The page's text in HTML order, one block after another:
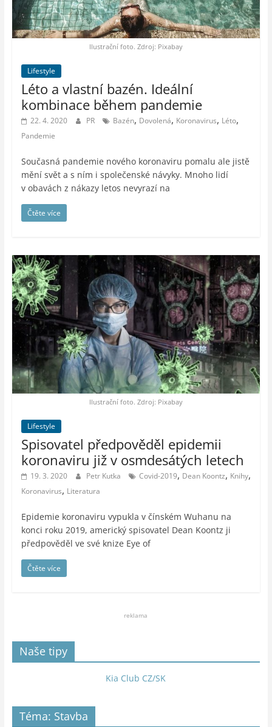
moto,
vesmír
Ilustrační foto. Zdroj: Pixabay
Lifestyle
Léto a vlastní bazén. Ideální
kombinace během pandemie
22. 4. 2020 PR Bazén, Dovolená, Koronavirus, Léto,
Pandemie
Současná pandemie nového koronaviru pomalu ale jistě
mění svět a s ním i společenské návyky. Mnoho lidí
v obavách z nákazy letos nevyrazí na
Čtěte více
Ilustrační foto. Zdroj: Pixabay
Lifestyle
Spisovatel předpověděl epidemii
koronaviru již v osmdesátých letech
19. 3. 2020 Petr Kutka Covid-2019, Dean Koontz, Knihy,
Koronavirus, Literatura
Epidemie koronaviru vypukla v čínském Wuhanu na
konci roku 2019, americký spisovatel Dean Koontz ji
předpověděl ve své knize Eye of
Čtěte více
reklama
Naše tipy
Kia Club CZ/SK
Téma: Stavba